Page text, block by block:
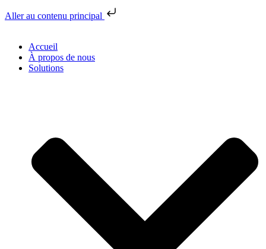
Aller au contenu principal
Accueil
À propos de nous
Solutions